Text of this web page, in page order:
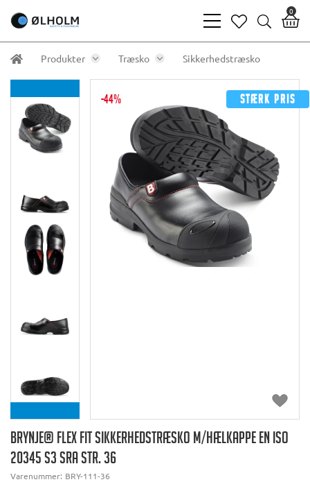
bars
light
heart
search
0
Produkter Træsko Sikkerhedstræsko
-44% Stærk pris
BRYNJE® FLEX FIT SIKKERHEDSTRÆSKO M/HÆLKAPPE EN ISO
20345 S3 SRA STR. 36
Varenummer: BRY-111-36